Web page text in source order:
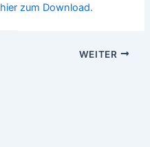
hier zum Download.
WEITER